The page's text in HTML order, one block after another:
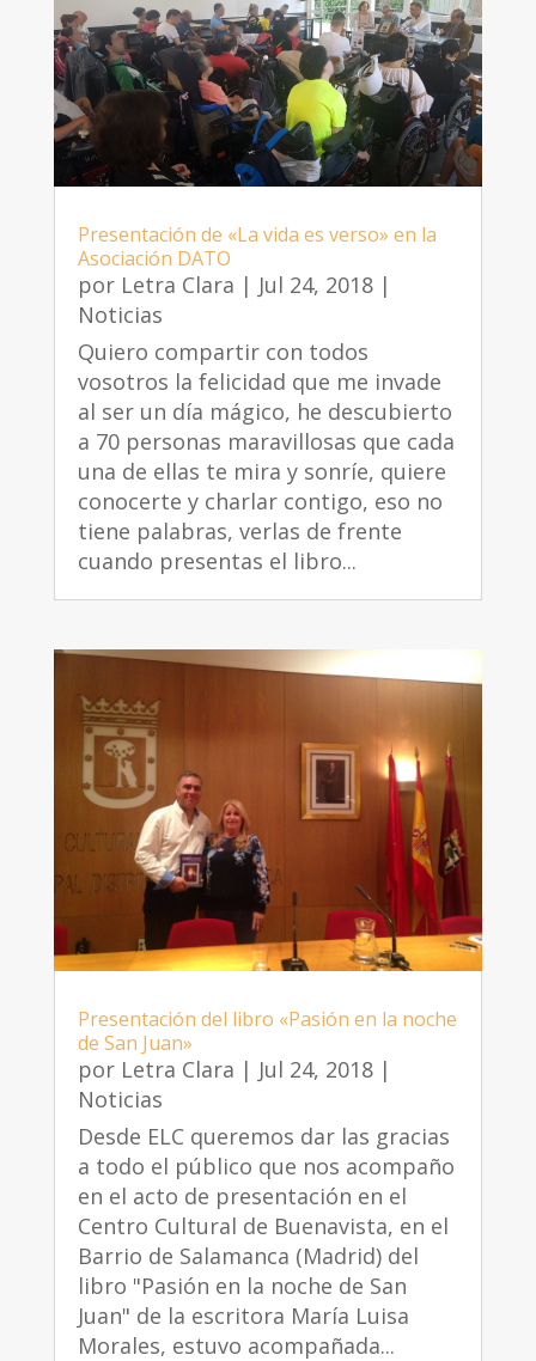
Presentación de «La vida es verso» en la
Asociación DATO
por Letra Clara | Jul 24, 2018|
Noticias
Quiero compartir con todos
vosotros la felicidad que me invade
al ser un día mágico, he descubierto
a 70 personas maravillosas que cada
una de ellas te mira y sonríe, quiere
conocerte y charlar contigo, eso no
tiene palabras, verlas de frente
cuando presentas el libro...
Presentación del libro «Pasión en la noche
de San Juan»
por Letra Clara | Jul 24, 2018|
Noticias
Desde ELC queremos dar las gracias
a todo el público que nos acompaño
en el acto de presentación en el
Centro Cultural de Buenavista, en el
Barrio de Salamanca (Madrid) del
libro "Pasión en la noche de San
Juan" de la escritora María Luisa
Morales, estuvo acompañada...